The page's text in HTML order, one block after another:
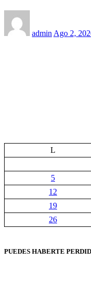
admin Ago 2,
L
5
12
19
26
PUEDES HABERTE